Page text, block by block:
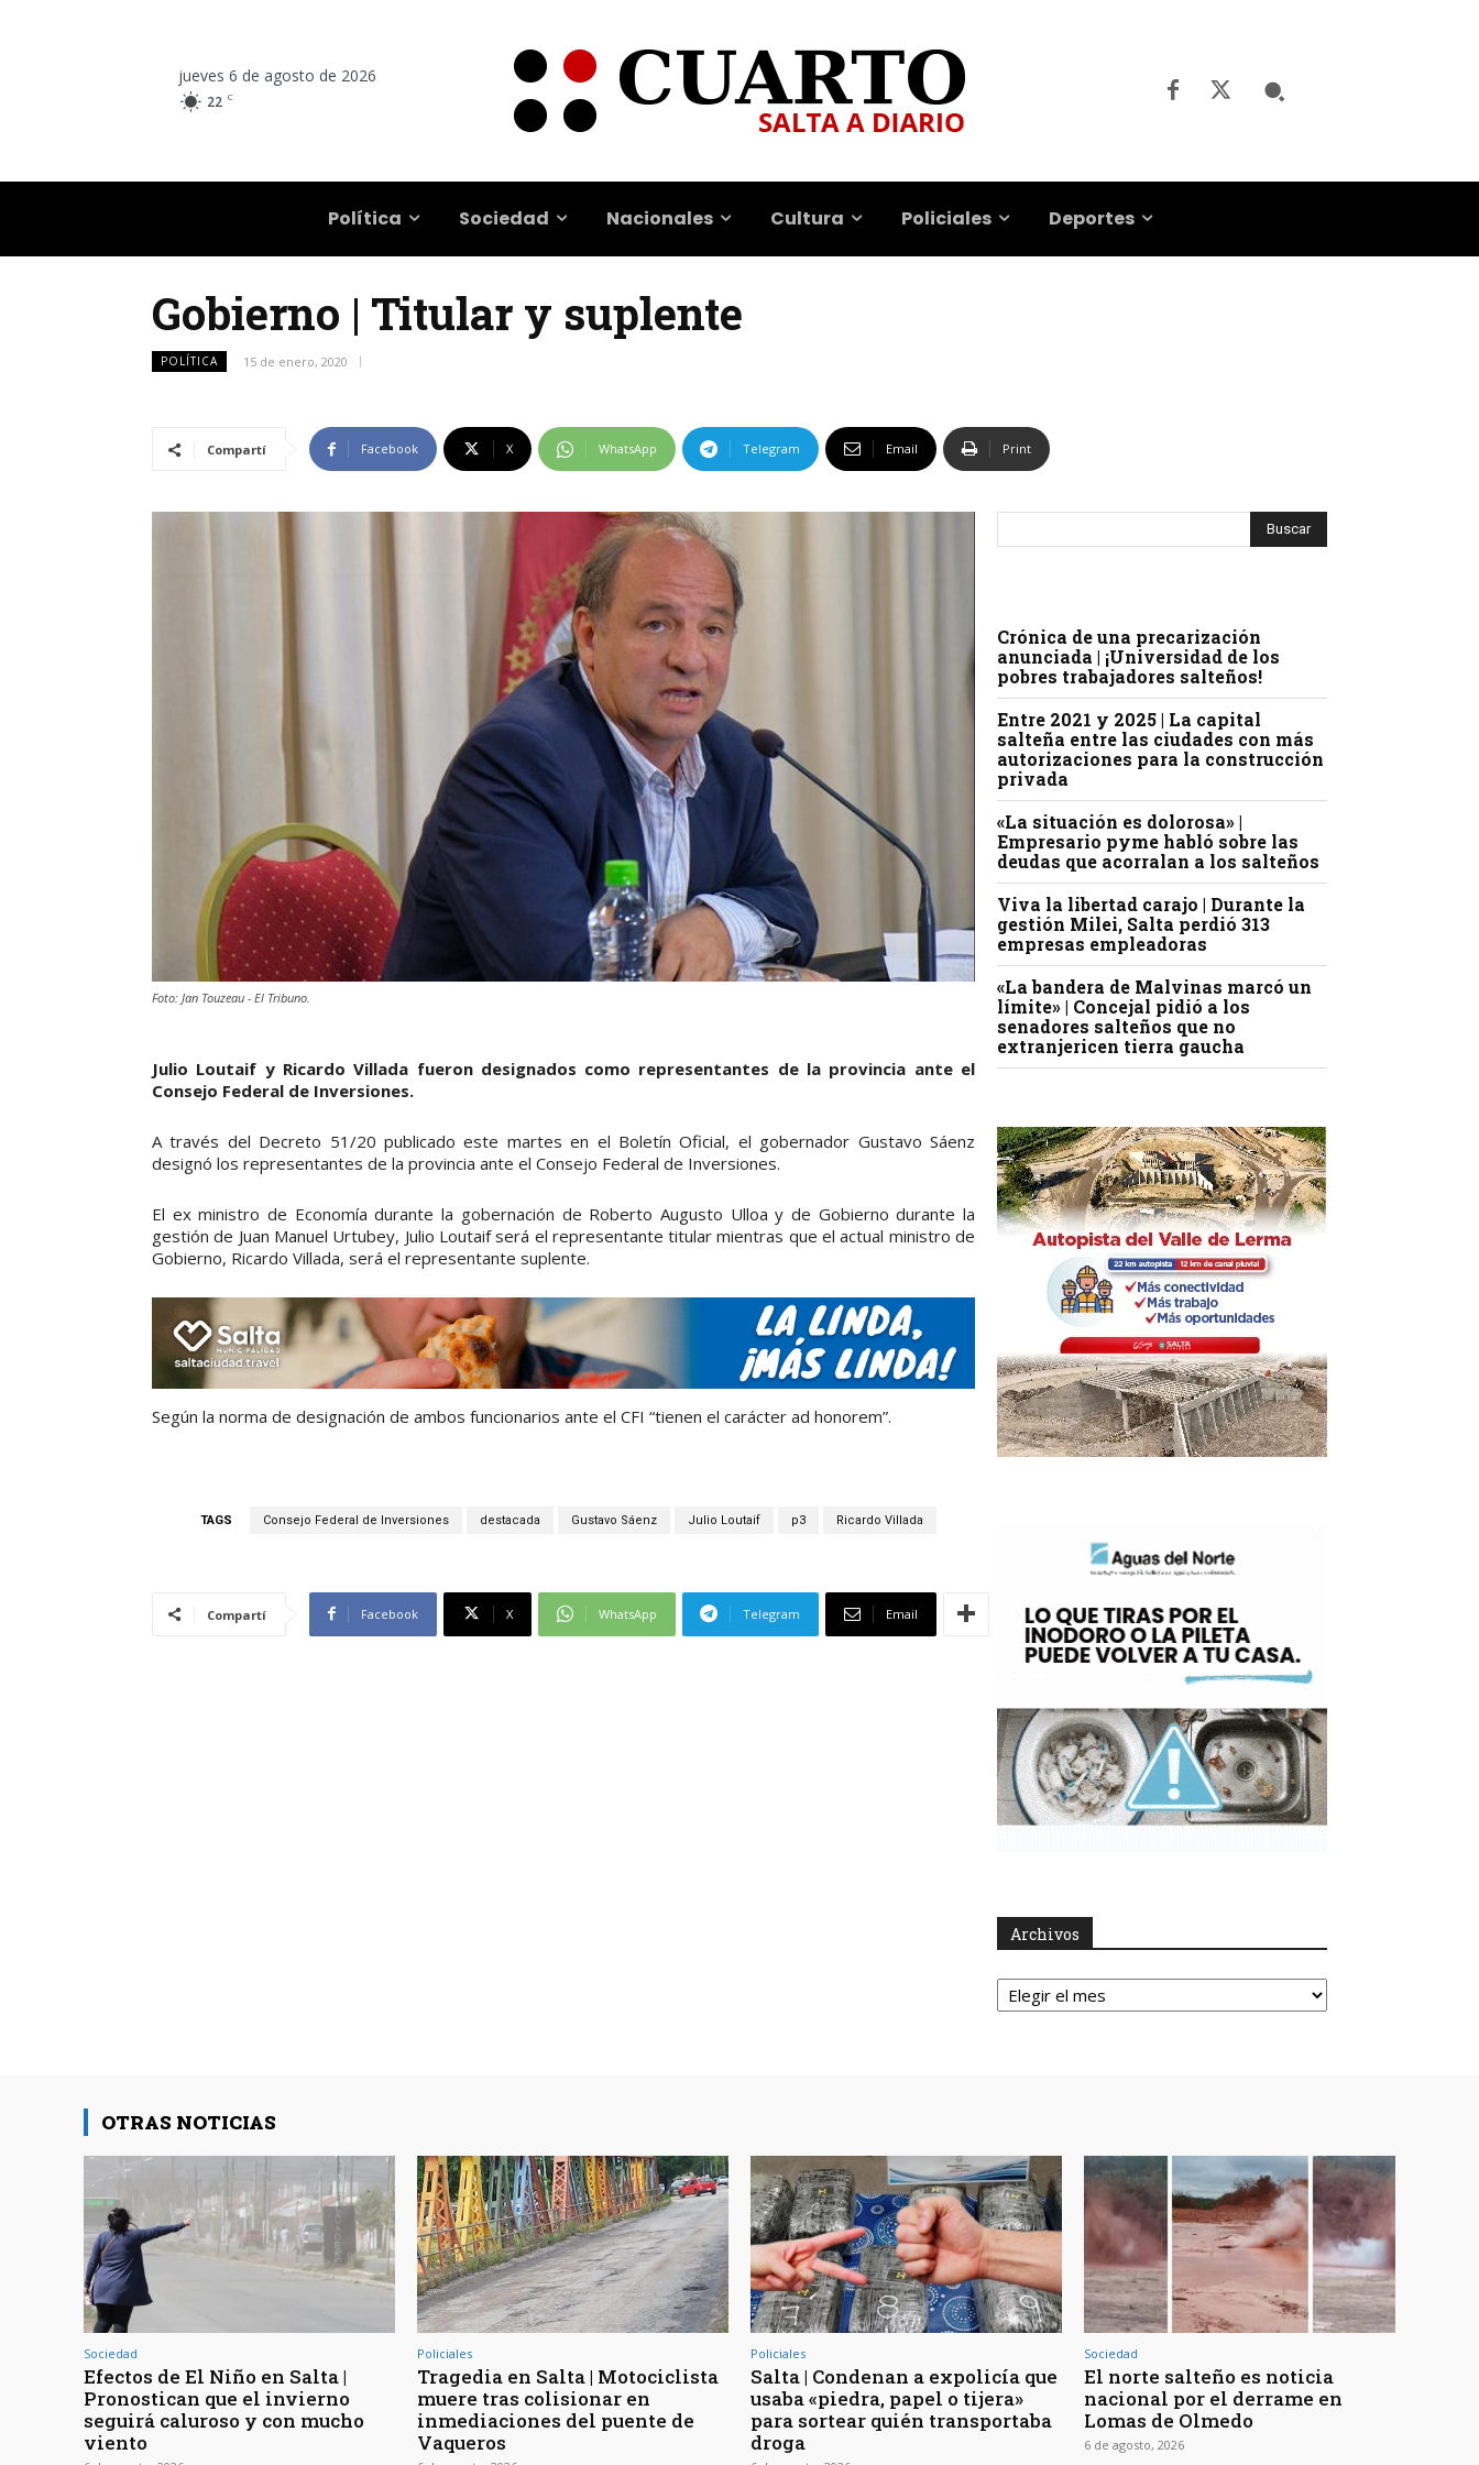
jueves 6 de agosto de 2026
22 C
Política Sociedad Nacionales Cultura Policiales Deportes
Gobierno | Titular y suplente
POLÍTICA 15 de enero, 2020
Compartí Facebook X WhatsApp Telegram Email Print
Foto: Jan Touzeau - El Tribuno.
Julio Loutaif y Ricardo Villada fueron designados como representantes de la provincia ante el
Consejo Federal de Inversiones.
A través del Decreto 51/20 publicado este martes en el Boletín Oficial, el gobernador Gustavo Sáenz
designó los representantes de la provincia ante el Consejo Federal de Inversiones.
El ex ministro de Economía durante la gobernación de Roberto Augusto Ulloa y de Gobierno durante la
gestión de Juan Manuel Urtubey, Julio Loutaif será el representante titular mientras que el actual ministro de
Gobierno, Ricardo Villada, será el representante suplente.
Según la norma de designación de ambos funcionarios ante el CFI “tienen el carácter ad honorem”.
TAGS Consejo Federal de Inversiones destacada Gustavo Sáenz Julio Loutaif p3 Ricardo Villada
Compartí Facebook X WhatsApp Telegram Email
Crónica de una precarización
anunciada | ¡Universidad de los
pobres trabajadores salteños!
Entre 2021 y 2025 | La capital
salteña entre las ciudades con más
autorizaciones para la construcción
privada
«La situación es dolorosa» |
Empresario pyme habló sobre las
deudas que acorralan a los salteños
Viva la libertad carajo | Durante la
gestión Milei, Salta perdió 313
empresas empleadoras
«La bandera de Malvinas marcó un
límite» | Concejal pidió a los
senadores salteños que no
extranjericen tierra gaucha
Archivos
Archivos
OTRAS NOTICIAS
Sociedad
Efectos de El Niño en Salta |
Pronostican que el invierno
seguirá caluroso y con mucho
viento
Policiales
Tragedia en Salta | Motociclista
muere tras colisionar en
inmediaciones del puente de
Vaqueros
Policiales
Salta | Condenan a expolicía que
usaba «piedra, papel o tijera»
para sortear quién transportaba
droga
Sociedad
El norte salteño es noticia
nacional por el derrame en
Lomas de Olmedo
6 de agosto, 2026